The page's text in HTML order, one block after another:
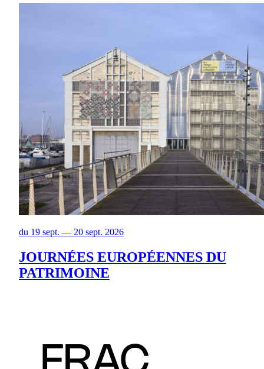
du 19 sept. — 20 sept. 2026
JOURNÉES EUROPÉENNES DU
PATRIMOINE